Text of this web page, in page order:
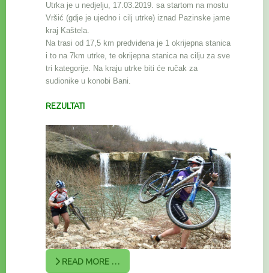
Utrka je u nedjelju, 17.03.2019. sa startom na mostu
Vršić (gdje je ujedno i cilj utrke) iznad Pazinske jame
kraj Kaštela.
Na trasi od 17,5 km predviđena je 1 okrijepna stanica
i to na 7km utrke, te okrijepna stanica na cilju za sve
tri kategorije. Na kraju utrke biti će ručak za
sudionike u konobi Bani.
REZULTATI
READ MORE …